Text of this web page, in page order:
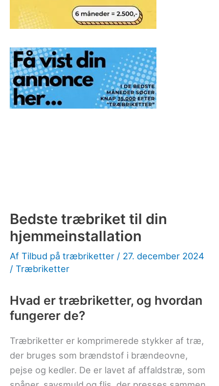
Bedste træbriket til din
hjemmeinstallation
Af Tilbud på træbriketter / 27. december 2024
/ Træbriketter
Hvad er træbriketter, og hvordan
fungerer de?
Træbriketter er komprimerede stykker af træ,
der bruges som brændstof i brændeovne,
pejse og kedler. De er lavet af affaldstræ, som